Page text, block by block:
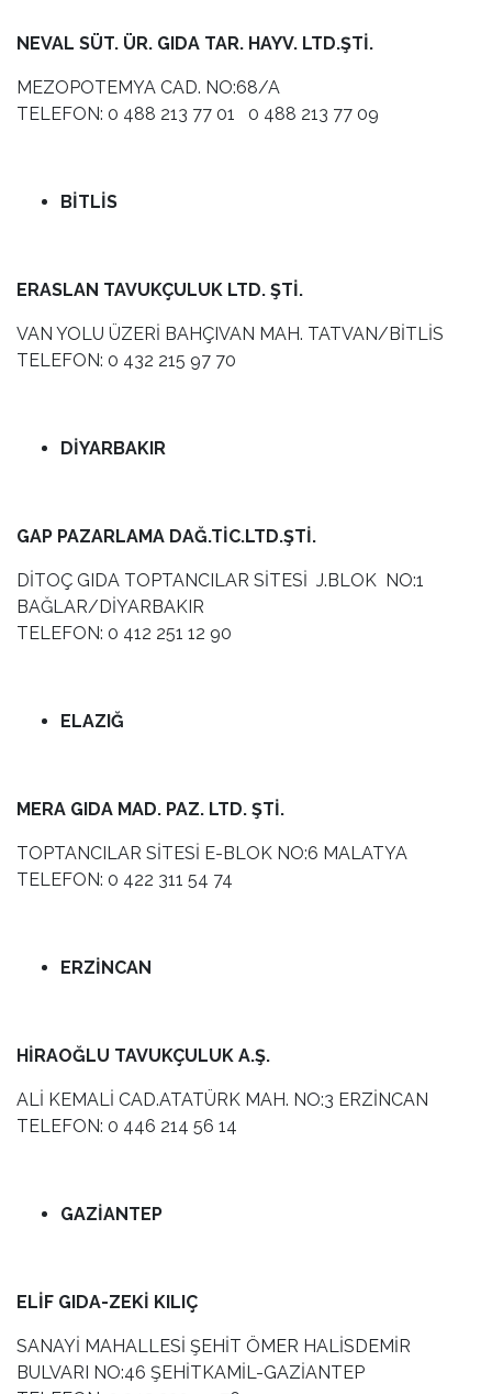
NEVAL SÜT. ÜR. GIDA TAR. HAYV. LTD.ŞTİ.
MEZOPOTEMYA CAD. NO:68/A
TELEFON: 0 488 213 77 01 0 488 213 77 09
BİTLİS
ERASLAN TAVUKÇULUK LTD. ŞTİ.
VAN YOLU ÜZERİ BAHÇIVAN MAH. TATVAN/BİTLİS
TELEFON: 0 432 215 97 70
DİYARBAKIR
GAP PAZARLAMA DAĞ.TİC.LTD.ŞTİ.
DİTOÇ GIDA TOPTANCILAR SİTESİ J.BLOK NO:1
BAĞLAR/DİYARBAKIR
TELEFON: 0 412 251 12 90
ELAZIĞ
MERA GIDA MAD. PAZ. LTD. ŞTİ.
TOPTANCILAR SİTESİ E-BLOK NO:6 MALATYA
TELEFON: 0 422 311 54 74
ERZİNCAN
HİRAOĞLU TAVUKÇULUK A.Ş.
ALİ KEMALİ CAD.ATATÜRK MAH. NO:3 ERZİNCAN
TELEFON: 0 446 214 56 14
GAZİANTEP
ELİF GIDA-ZEKİ KILIÇ
SANAYİ MAHALLESİ ŞEHİT ÖMER HALİSDEMİR
BULVARI NO:46 ŞEHİTKAMİL-GAZİANTEP